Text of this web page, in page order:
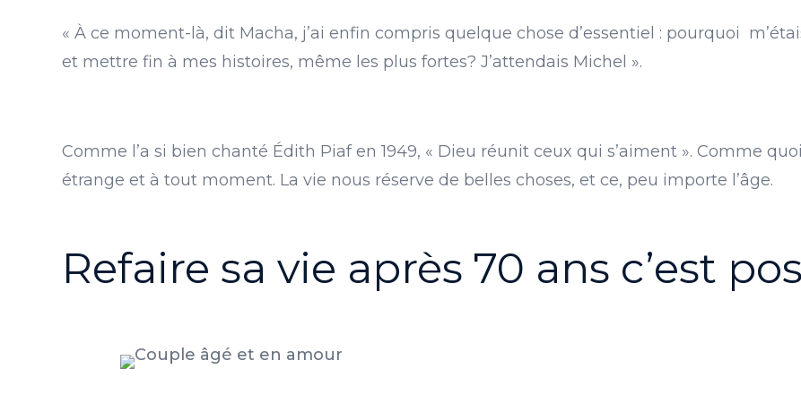
« À ce moment-là, dit Macha, j’ai enfin compris quelque chose d’essentiel : pourquoi
et mettre fin à mes histoires, même les plus fortes? J’attendais Michel ».
Comme l’a si bien chanté Édith Piaf en 1949, « Dieu réunit ceux qui s’aiment ». Comme
étrange et à tout moment. La vie nous réserve de belles choses, et ce, peu importe l’âge.
Refaire sa vie après 70 ans c’est